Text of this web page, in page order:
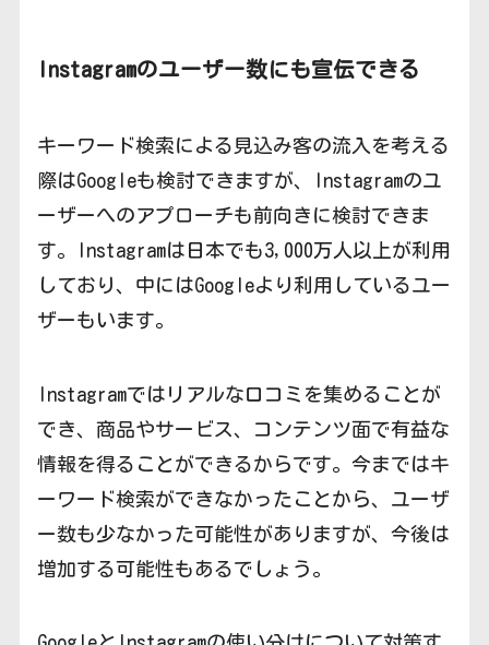
Instagramのユーザー数にも宣伝できる
キーワード検索による見込み客の流入を考える
際はGoogleも検討できますが、Instagramのユ
ーザーへのアプローチも前向きに検討できま
す。Instagramは日本でも3,000万人以上が利用
しており、中にはGoogleより利用しているユー
ザーもいます。
Instagramではリアルな口コミを集めることが
でき、商品やサービス、コンテンツ面で有益な
情報を得ることができるからです。今まではキ
ーワード検索ができなかったことから、ユーザ
ー数も少なかった可能性がありますが、今後は
増加する可能性もあるでしょう。